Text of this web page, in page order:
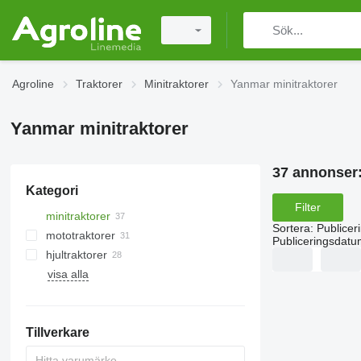
Agroline Traktorer Minitraktorer Yanmar minitraktorer
Yanmar minitraktorer
Kategori
minitraktorer
mototraktorer
hjultraktorer
visa alla
Tillverkare
37 annonser:
Filter
Sortera: